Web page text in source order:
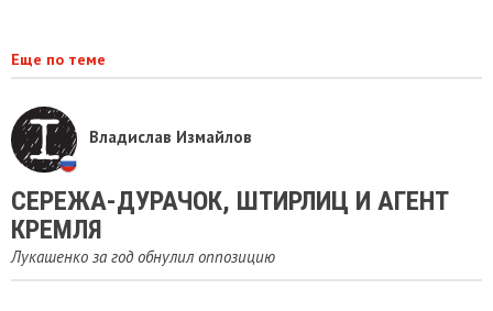
Еще по теме
Владислав Измайлов
СЕРЕЖА-ДУРАЧОК, ШТИРЛИЦ И АГЕНТ
КРЕМЛЯ
Лукашенко за год обнулил оппозицию